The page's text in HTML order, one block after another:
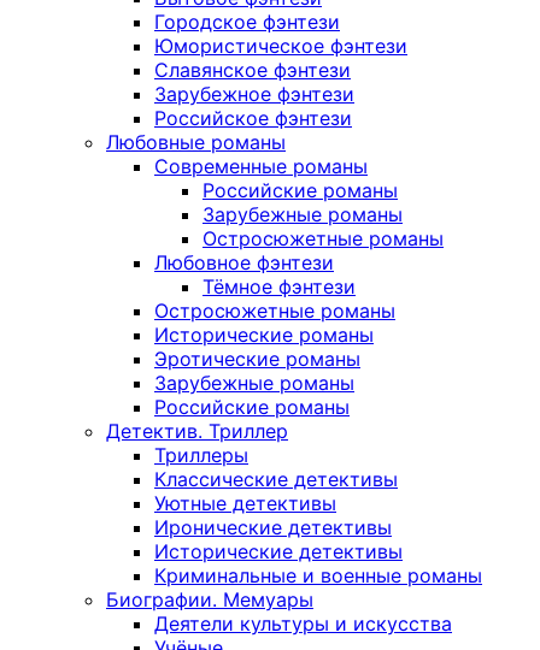
Городское фэнтези
Юмористическое фэнтези
Славянское фэнтези
Зарубежное фэнтези
Российское фэнтези
Любовные романы
Современные романы
Российские романы
Зарубежные романы
Остросюжетные романы
Любовное фэнтези
Тёмное фэнтези
Остросюжетные романы
Исторические романы
Эротические романы
Зарубежные романы
Российские романы
Детектив. Триллер
Триллеры
Классические детективы
Уютные детективы
Иронические детективы
Исторические детективы
Криминальные и военные романы
Биографии. Мемуары
Деятели культуры и искусства